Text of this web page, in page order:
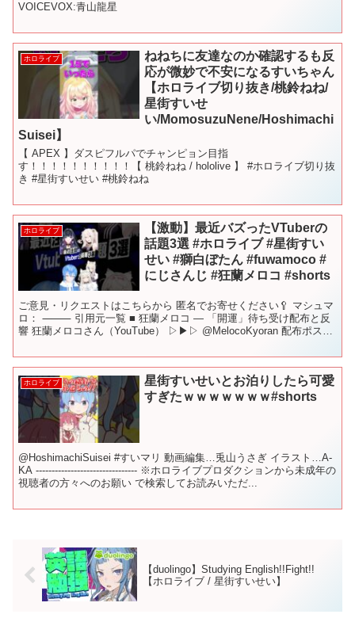
VOICEVOX:青山龍星
ホロライブ
ねねちに友達なのか確認するも反
応が微妙で不安になるすいちゃん
【ホロライブ切り抜き/桃鈴ねね/
星街すいせ
い/MomosuzuNene/Hoshimachi
Suisei】
【 APEX 】ダスピフルパでチャンピョン目指
す！！！！！！！！！！【 桃鈴ねね / hololive 】 #ホロライブ切り抜
き #星街すいせい #桃鈴ねね
ホロライブ
【激動】最近バズったVTuberの
話題3選 #ホロライブ #星街すい
せい #獅白ぼたん #fuwamoco #
にじさんじ #狂蘭メロコ #shorts
ご意見・リクエストはこちらから 匿名でお寄せください🥄 マシュマ
ロ： ⸻ 引用元一覧 ■ 狂蘭メロコ — 「開運」待ち受け配布と反
響 狂蘭メロコさん（YouTube） ▷▶▷ @MelocoKyoran 配布ポスト
ホロライブ
星街すいせいとお泊りしたら可愛
すぎたｗｗｗｗｗｗｗ#shorts
@HoshimachiSuisei #すいマリ 動画編集…兎山うさぎ イラスト…A-
KA -------------------------------- ※ホロライブプロダクションから未成年の
視聴者の方々へのお願い で検索してお読みいただ...
【duolingo】Studying English!!Fight!!
【ホロライブ / 星街すいせい】